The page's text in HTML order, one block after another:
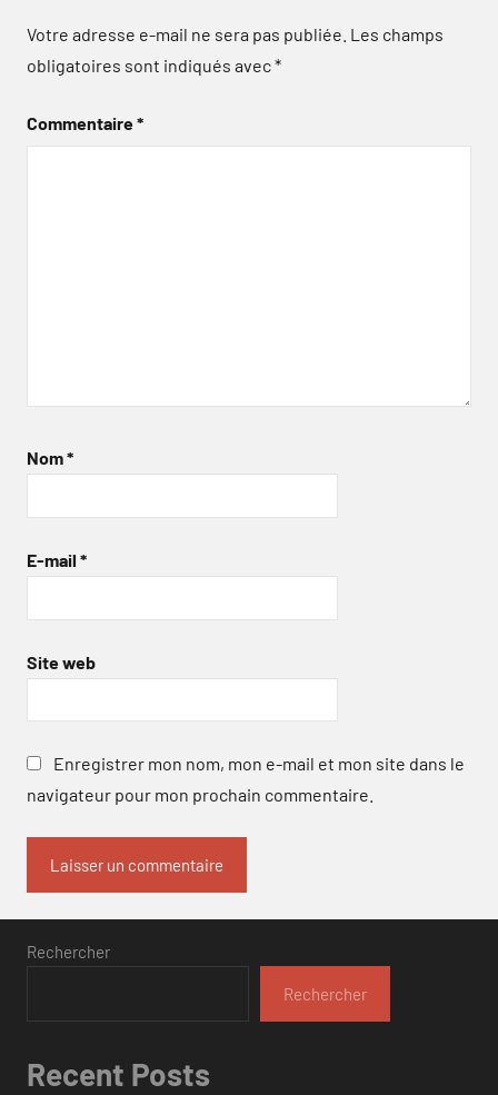
Votre adresse e-mail ne sera pas publiée. Les champs
obligatoires sont indiqués avec*
Commentaire*
Nom*
E-mail *
Site web
Enregistrer mon nom, mon e-mail et mon site dans le
navigateur pour mon prochain commentaire.
Rechercher
Rechercher
Recent Posts